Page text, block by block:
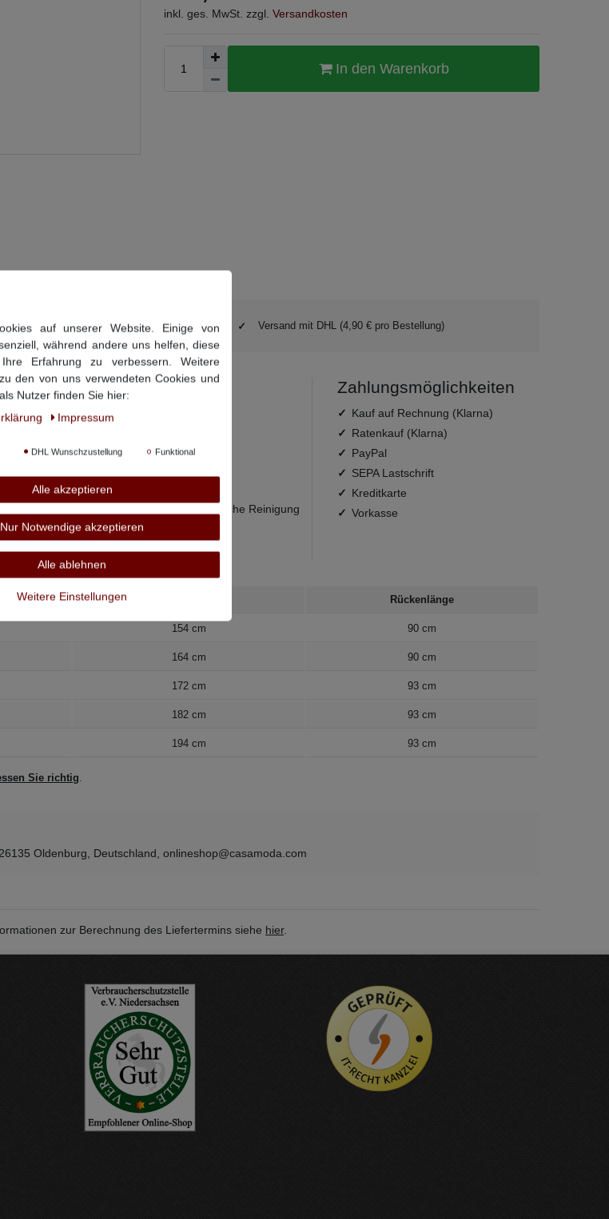
inkl. ges. MwSt. zzgl. Versandkosten
In den Warenkorb
schon im Paket Versand mit DHL (4,90 € pro Bestellung)
bei mittlerer Temperatur, für die chemische Reinigung
Zahlungsmöglichkeiten
Kauf auf Rechnung (Klarna)
Ratenkauf (Klarna)
PayPal
SEPA Lastschrift
Kreditkarte
Vorkasse
Rückenlänge
154 cm 90 cm
164 cm 90 cm
172 cm 93 cm
182 cm 93 cm
194 cm 93 cm
Sie richtig.
Oldenburg, Deutschland, onlineshop@casamoda.com
zur Berechnung des Liefertermins siehe hier.
auf unserer Website. Einige von
während andere uns helfen, diese
Erfahrung zu verbessern. Weitere
den von uns verwendeten Cookies und
Nutzer finden Sie hier:
Impressum
DHL Wunschzustellung Funktional
Alle akzeptieren
Nur Notwendige akzeptieren
Alle ablehnen
Weitere Einstellungen